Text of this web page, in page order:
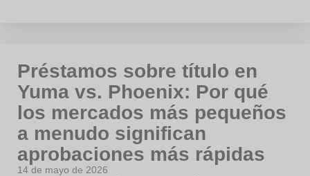
Préstamos sobre título en
Yuma vs. Phoenix: Por qué
los mercados más pequeños
a menudo significan
aprobaciones más rápidas
14 de mayo de 2026